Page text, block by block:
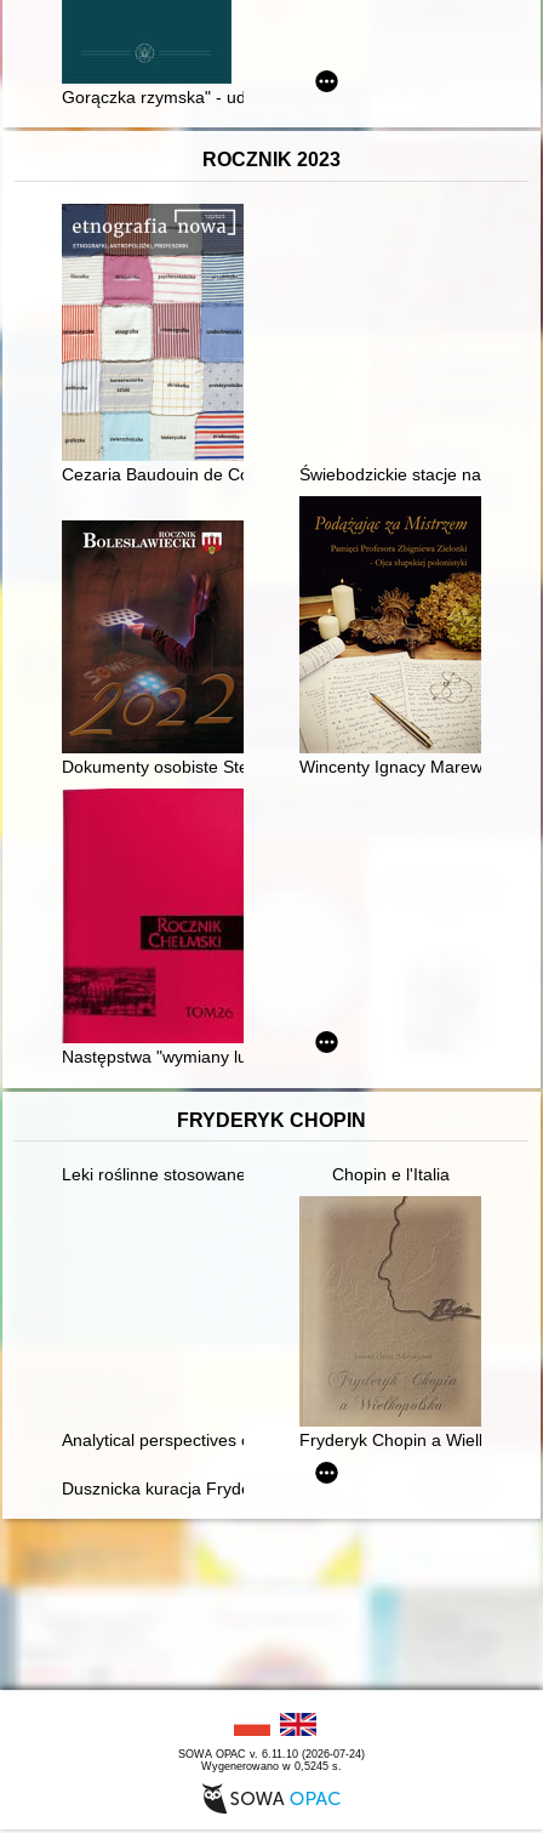
Gorączka rzymska" - udział Wiktora Czermaka w
ROCZNIK 2023
Cezaria Baudouin de Courtenay-Ehrenkreutz-Świebodzickie stacje na tle linii
Dokumenty osobiste Stefanii TajcherWincenty Ignacy Marewicz o
Następstwa "wymiany ludności" dla chełmsko-podlaskich
FRYDERYK CHOPIN
Leki roślinne stosowane w leczeniu Fryderyka Chopina
Chopin e l'Italia
Analytical perspectives on the music of Chopin
Fryderyk Chopin a
Dusznicka kuracja Fryderyka Chopina w świetle zachowanych
SOWA OPAC v. 6.11.10 (2026-07-24)
Wygenerowano w 0,5245 s.